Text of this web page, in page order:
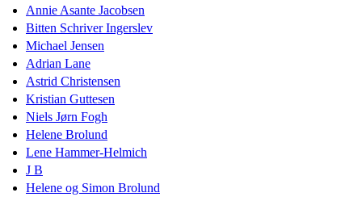
Annie Asante Jacobsen
Bitten Schriver Ingerslev
Michael Jensen
Adrian Lane
Astrid Christensen
Kristian Guttesen
Niels Jørn Fogh
Helene Brolund
Lene Hammer-Helmich
J B
Helene og Simon Brolund